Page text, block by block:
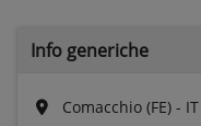
Info generiche
Comacchio (FE) - IT